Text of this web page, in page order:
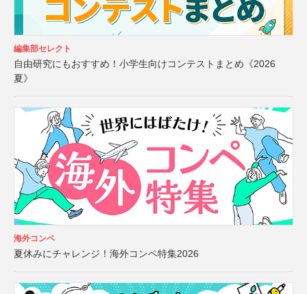
編集部セレクト
自由研究にもおすすめ！小学生向けコンテストまとめ《2026
夏》
海外コンペ
夏休みにチャレンジ！海外コンペ特集2026